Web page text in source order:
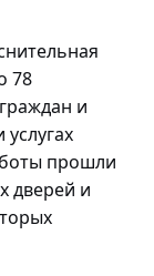
78
граждан и
прошли
дверей и